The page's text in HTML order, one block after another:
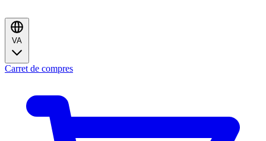
VA
Carret de compres